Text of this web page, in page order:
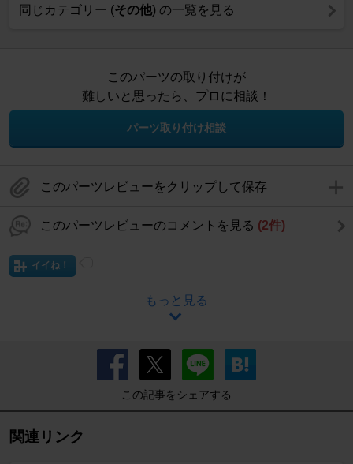
同じカテゴリー (その他) の一覧を見る
このパーツの取り付けが
難しいと思ったら、プロに相談！
パーツ取り付け相談
このパーツレビューをクリップして保存
このパーツレビューのコメントを見る (2件)
イイね！
もっと見る
この記事をシェアする
関連リンク